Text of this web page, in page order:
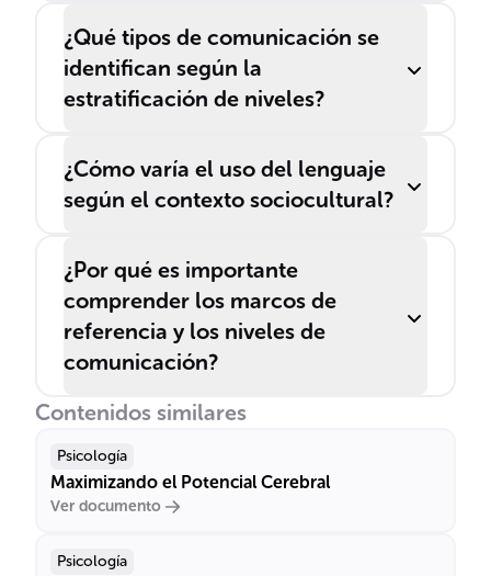
¿Qué tipos de comunicación se
identifican según la
estratificación de niveles?
¿Cómo varía el uso del lenguaje
según el contexto sociocultural?
¿Por qué es importante
comprender los marcos de
referencia y los niveles de
comunicación?
Contenidos similares
Psicología
Maximizando el Potencial Cerebral
Ver documento
Psicología